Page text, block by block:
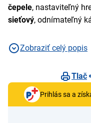
čepele, nastaviteľný
sieťový, odnímateľný
Zobraziť celý popis
Tlač
Prihlás sa a